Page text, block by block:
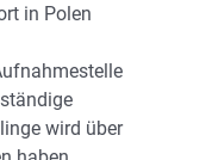
in Polen
wird über